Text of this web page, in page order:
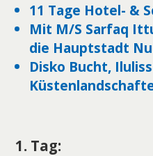
11 Tage Hotel- &
Mit M/S Sarfaq
die Hauptstadt
Disko Bucht,
1. Tag: